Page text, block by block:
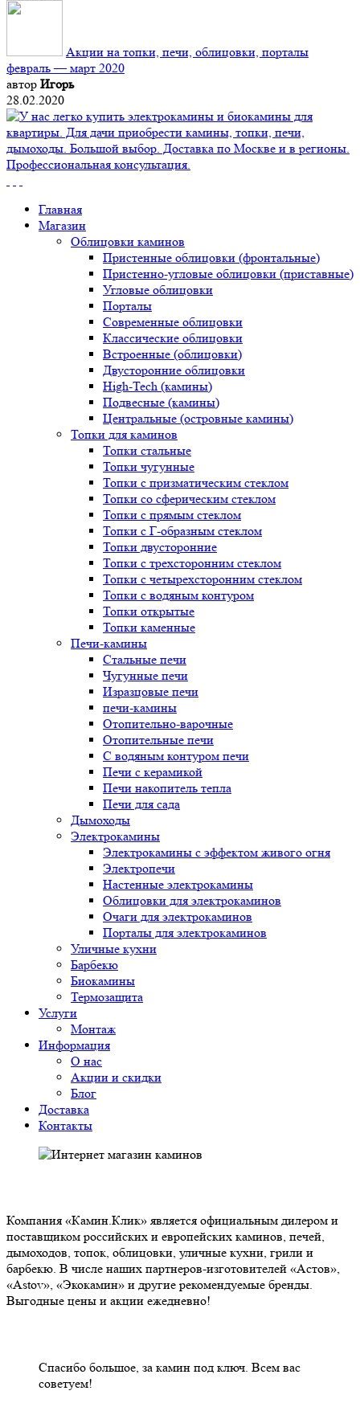
Акции на топки, печи, облицовки, порталы
февраль — март 2020
автор Игорь
28.02.2020
Главная
Магазин
Облицовки каминов
Пристенные облицовки (фронтальные)
Пристенно-угловые облицовки (приставные)
Угловые облицовки
Порталы
Современные облицовки
Классические облицовки
Встроенные (облицовки)
Двусторонние облицовки
High-Tech (камины)
Подвесные (камины)
Центральные (островные камины)
Топки для каминов
Топки стальные
Топки чугунные
Топки с призматическим стеклом
Топки со сферическим стеклом
Топки с прямым стеклом
Топки с Г-образным стеклом
Топки двусторонние
Топки с трехсторонним стеклом
Топки с четырехсторонним стеклом
Топки с водяным контуром
Топки открытые
Топки каменные
Печи-камины
Стальные печи
Чугунные печи
Изразцовые печи
печи-камины
Отопительно-варочные
Отопительные печи
С водяным контуром печи
Печи с керамикой
Печи накопитель тепла
Печи для сада
Дымоходы
Электрокамины
Электрокамины с эффектом живого огня
Электропечи
Настенные электрокамины
Облицовки для электрокаминов
Очаги для электрокаминов
Порталы для электрокаминов
Уличные кухни
Барбекю
Биокамины
Термозащита
Услуги
Монтаж
Информация
О нас
Акции и скидки
Блог
Доставка
Контакты
Компания «Камин.Клик» является официальным дилером и
поставщиком российских и европейских каминов, печей,
дымоходов, топок, облицовки, уличные кухни, грили и
барбекю. В числе наших партнеров-изготовителей «Астов»,
«Astov», «Экокамин» и другие рекомендуемые бренды.
Выгодные цены и акции ежедневно!
Спасибо большое, за камин под ключ. Всем вас
советуем!